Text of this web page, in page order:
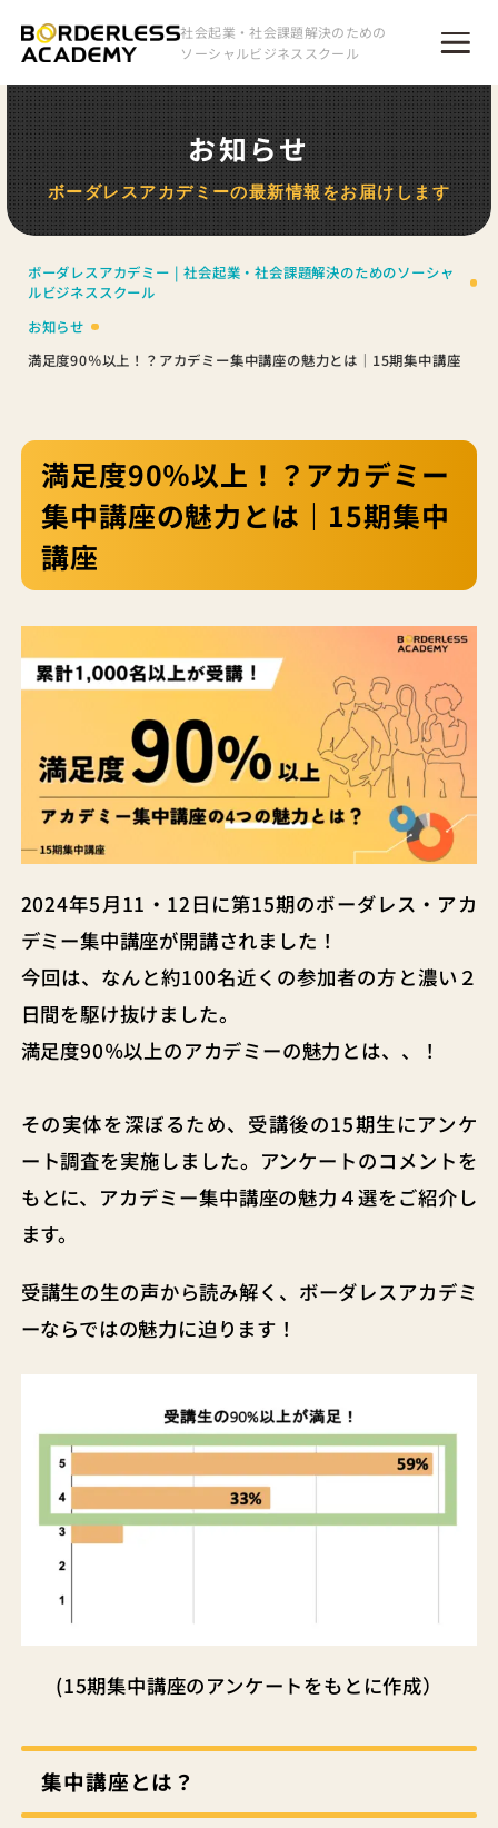
社会起業・社会課題解決のための
ソーシャルビジネススクール
お知らせ
ボーダレスアカデミーの最新情報をお届けします
ボーダレスアカデミー | 社会起業・社会課題解決のためのソーシャ
ルビジネススクール
お知らせ
満足度90％以上！？アカデミー集中講座の魅力とは｜15期集中講座
満足度90％以上！？アカデミー
集中講座の魅力とは｜15期集中
講座
2024年5月11・12日に第15期のボーダレス・アカ
デミー集中講座が開講されました！
今回は、なんと約100名近くの参加者の方と濃い２
日間を駆け抜けました。
満足度90％以上のアカデミーの魅力とは、、！
その実体を深ぼるため、受講後の15期生にアンケ
ート調査を実施しました。アンケートのコメントを
もとに、アカデミー集中講座の魅力４選をご紹介し
ます。
受講生の生の声から読み解く、ボーダレスアカデミ
ーならではの魅力に迫ります！
(15期集中講座のアンケートをもとに作成）
集中講座とは？